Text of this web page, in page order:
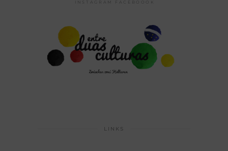
INSTAGRAM FACEBOOOK
LINKS